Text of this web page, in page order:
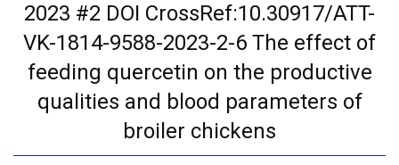
2023 #2 DOI CrossRef:10.30917/ATT-
VK-1814-9588-2023-2-6 The effect of
feeding quercetin on the productive
qualities and blood parameters of
broiler chickens